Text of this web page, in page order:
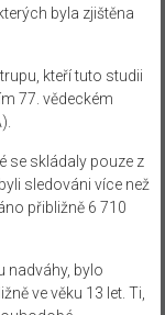
byla zjištěna
kteří tuto studii
77. vědeckém
se skládaly pouze z
sledováni více než
přibližně 6 710
nadváhy, bylo
ve věku 13 let. Ti,